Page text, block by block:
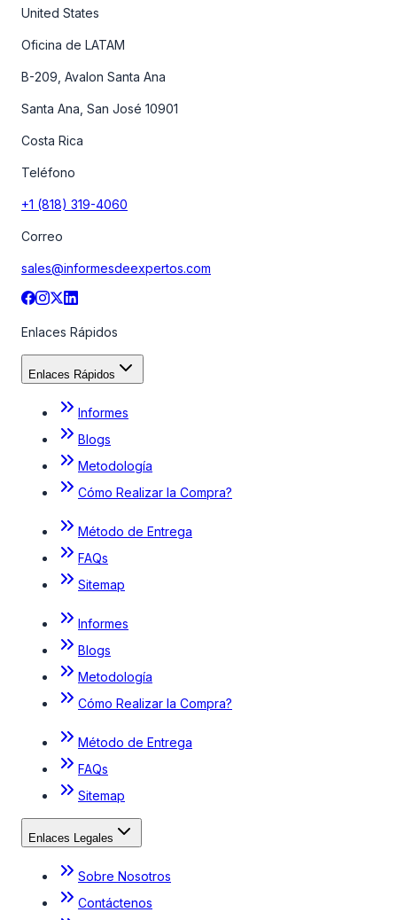
United States
Oficina de LATAM
B-209, Avalon Santa Ana
Santa Ana, San José 10901
Costa Rica
Teléfono
+1 (818) 319-4060
Correo
sales@informesdeexpertos.com
Enlaces Rápidos
Enlaces Rápidos
Informes
Blogs
Metodología
Cómo Realizar la Compra?
Método de Entrega
FAQs
Sitemap
Informes
Blogs
Metodología
Cómo Realizar la Compra?
Método de Entrega
FAQs
Sitemap
Enlaces Legales
Sobre Nosotros
Contáctenos